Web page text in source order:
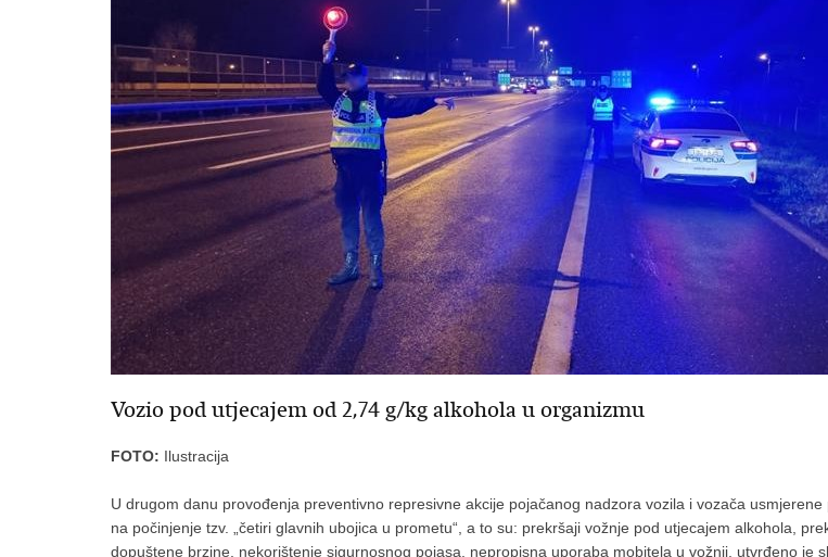
Vozio pod utjecajem od 2,74 g/kg alkohola u organizmu
FOTO: Ilustracija
U drugom danu provođenja preventivno represivne akcije pojačanog nadzora vozila i vozača usmjerene
na počinjenje tzv. „četiri glavnih ubojica u prometu“, a to su: prekršaji vožnje pod utjecajem alkohola,
dopuštene brzine, nekorištenje sigurnosnog pojasa, nepropisna uporaba mobitela u vožnji, utvrđeno je